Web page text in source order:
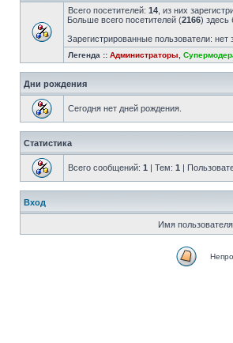
Всего посетителей: 14 , из них
Больше всего посетителей (2166) здесь
Зарегистрированные пользователи: нет
Легенда :: Администраторы
Дни рождения
Сегодня нет дней рождения.
Статистика
Всего сообщений: 1 | Тем: 1 |
Вход
Имя